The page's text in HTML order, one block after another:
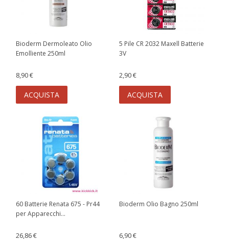
Bioderm Dermoleato Olio
Emolliente 250ml
8,90 €
ACQUISTA
5 Pile CR 2032 Maxell Batterie
3V
2,90 €
ACQUISTA
60 Batterie Renata 675 - Pr44
per Apparecchi...
26,86 €
Bioderm Olio Bagno 250ml
6,90 €